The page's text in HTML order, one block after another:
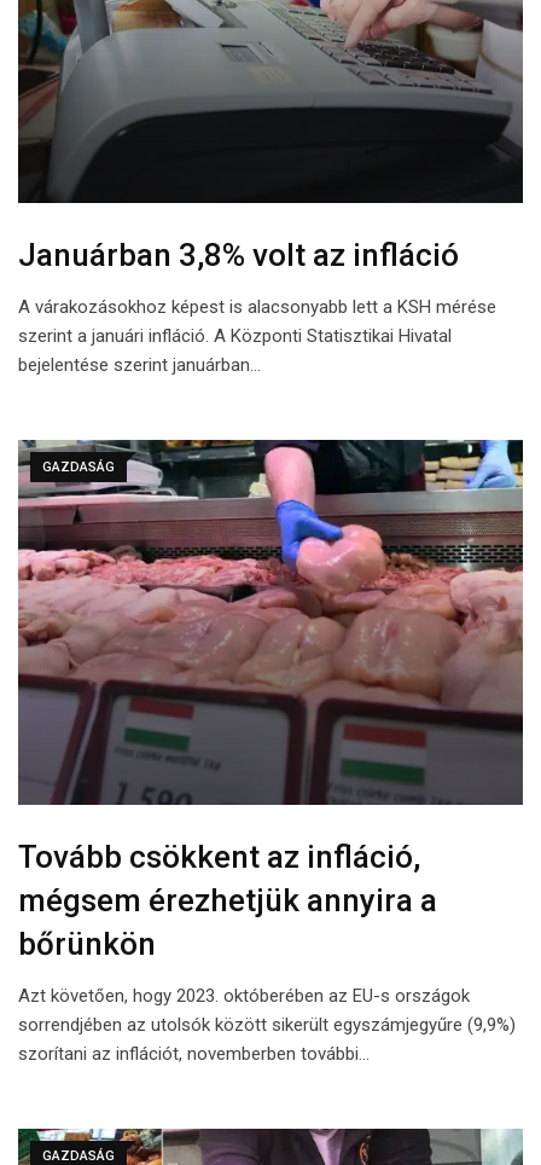
Januárban 3,8% volt az infláció
A várakozásokhoz képest is alacsonyabb lett a KSH mérése
szerint a januári infláció. A Központi Statisztikai Hivatal
bejelentése szerint januárban…
GAZDASÁG
Tovább csökkent az infláció,
mégsem érezhetjük annyira a
bőrünkön
Azt követően, hogy 2023. októberében az EU-s országok
sorrendjében az utolsók között sikerült egyszámjegyűre (9,9%)
szorítani az inflációt, novemberben további…
GAZDASÁG